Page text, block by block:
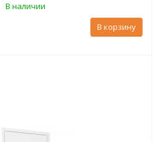
В наличии
В корзину